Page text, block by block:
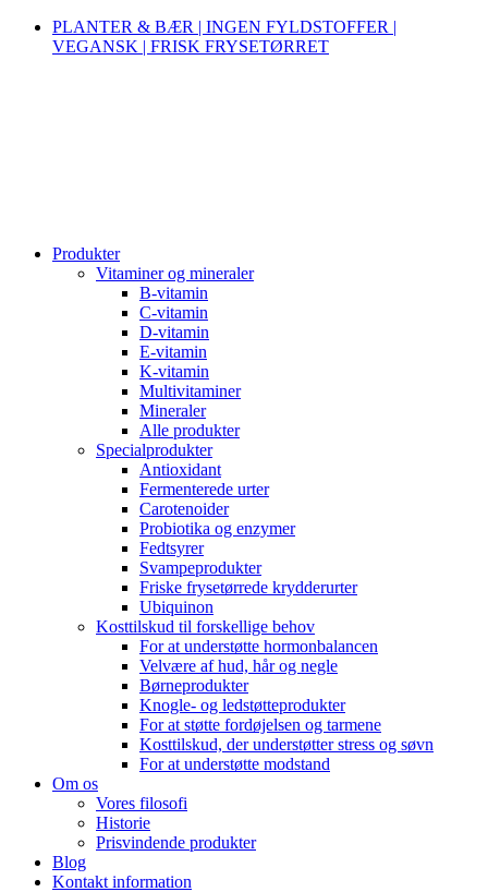
PLANTER & BÆR | INGEN FYLDSTOFFER |
VEGANSK | FRISK FRYSETØRRET
Produkter
Vitaminer og mineraler
B-vitamin
C-vitamin
D-vitamin
E-vitamin
K-vitamin
Multivitaminer
Mineraler
Alle produkter
Specialprodukter
Antioxidant
Fermenterede urter
Carotenoider
Probiotika og enzymer
Fedtsyrer
Svampeprodukter
Friske frysetørrede krydderurter
Ubiquinon
Kosttilskud til forskellige behov
For at understøtte hormonbalancen
Velvære af hud, hår og negle
Børneprodukter
Knogle- og ledstøtteprodukter
For at støtte fordøjelsen og tarmene
Kosttilskud, der understøtter stress og søvn
For at understøtte modstand
Om os
Vores filosofi
Historie
Prisvindende produkter
Blog
Kontakt information